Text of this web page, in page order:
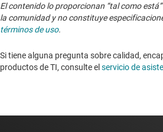
El contenido lo proporcionan “tal como
la comunidad y no constituye
términos de uso.
Si tiene alguna pregunta sobre calidad,
productos de TI, consulte el servicio de